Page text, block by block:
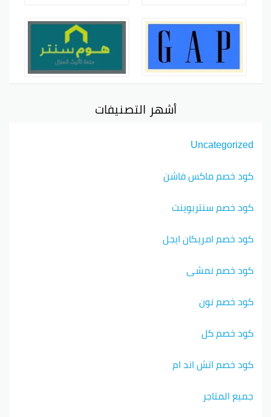
أشهر التصنيفات
Uncategorized
كود خصم ماكس فاشن
كود خصم سنتربوينت
كود خصم امريكان ايجل
كود خصم نمشي
كود خصم نون
كود خصم كل
كود خصم اتش اند ام
جميع المتاجر